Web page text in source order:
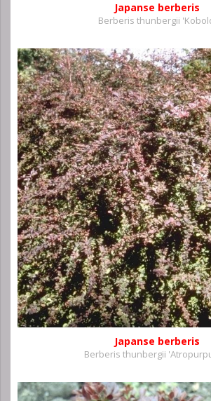
Japanse berberis
Berberis thunbergii
Japanse berberis
Berberis thunbergii